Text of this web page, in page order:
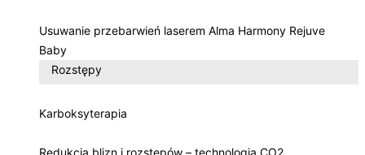
Usuwanie przebarwień laserem Alma Harmony Rejuve
Baby
Rozstępy
Karboksyterapia